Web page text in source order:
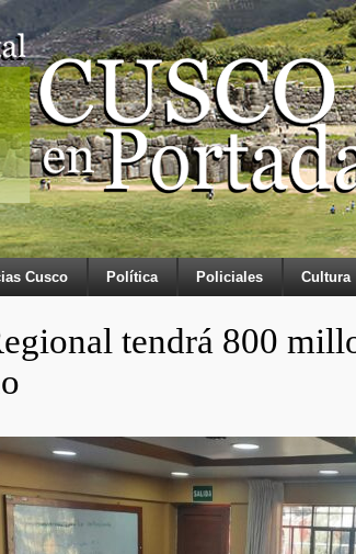
Cusco Política Policiales Cultura
tendrá 800